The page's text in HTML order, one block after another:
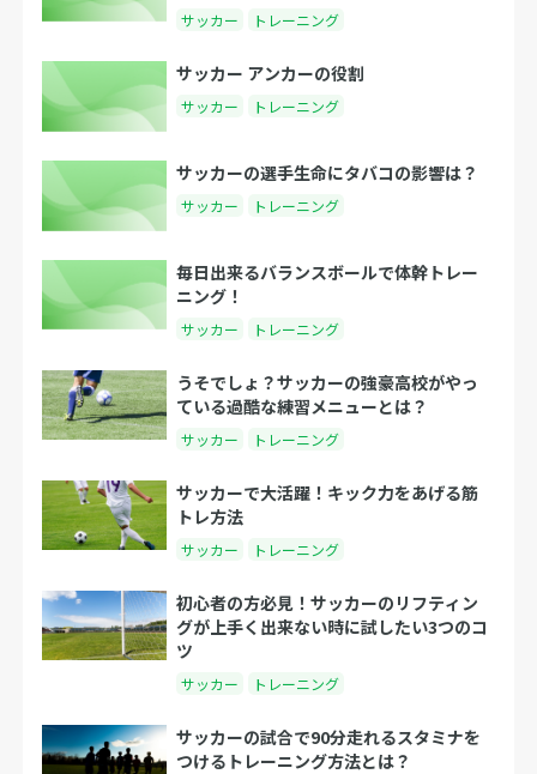
サッカー トレーニング
サッカー アンカーの役割
サッカー トレーニング
サッカーの選手生命にタバコの影響は？
サッカー トレーニング
毎日出来るバランスボールで体幹トレー
ニング！
サッカー トレーニング
うそでしょ？サッカーの強豪高校がやっ
ている過酷な練習メニューとは？
サッカー トレーニング
サッカーで大活躍！キック力をあげる筋
トレ方法
サッカー トレーニング
初心者の方必見！サッカーのリフティン
グが上手く出来ない時に試したい3つのコ
ツ
サッカー トレーニング
サッカーの試合で90分走れるスタミナを
つけるトレーニング方法とは？